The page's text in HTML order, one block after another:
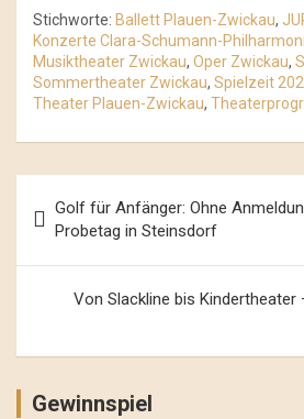
Stichworte: Ballett Plauen-Zwickau,
Konzerte Clara-Schumann-
Musiktheater Zwickau, Oper Zwickau,
Sommertheater Zwickau, Spielzeit
Theater Plauen-Zwickau,
Navigation
Golf für Anfänger: Ohne
Probetag in Steinsdorf
Von Slackline bis
Gewinnspiel